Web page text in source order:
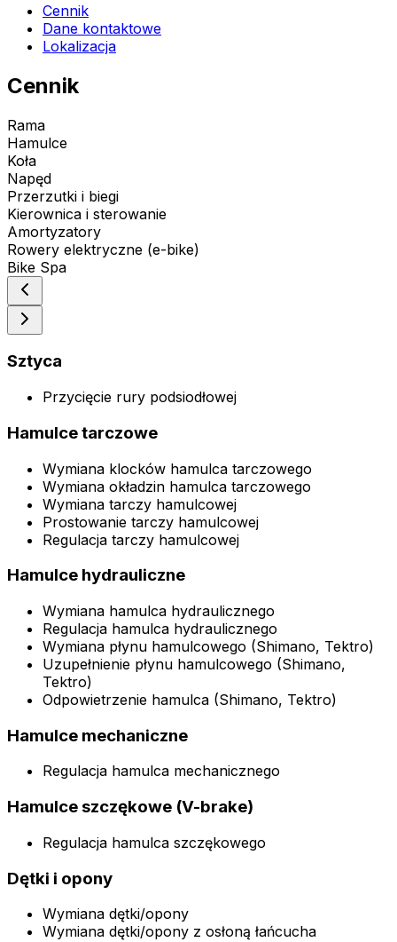
Cennik
Dane kontaktowe
Lokalizacja
Cennik
Rama
Hamulce
Koła
Napęd
Przerzutki i biegi
Kierownica i sterowanie
Amortyzatory
Rowery elektryczne (e-bike)
Bike Spa
Sztyca
Przycięcie rury podsiodłowej
Hamulce tarczowe
Wymiana klocków hamulca tarczowego
Wymiana okładzin hamulca tarczowego
Wymiana tarczy hamulcowej
Prostowanie tarczy hamulcowej
Regulacja tarczy hamulcowej
Hamulce hydrauliczne
Wymiana hamulca hydraulicznego
Regulacja hamulca hydraulicznego
Wymiana płynu hamulcowego (Shimano, Tektro)
Uzupełnienie płynu hamulcowego (Shimano,
Tektro)
Odpowietrzenie hamulca (Shimano, Tektro)
Hamulce mechaniczne
Regulacja hamulca mechanicznego
Hamulce szczękowe (V-brake)
Regulacja hamulca szczękowego
Dętki i opony
Wymiana dętki/opony
Wymiana dętki/opony z osłoną łańcucha